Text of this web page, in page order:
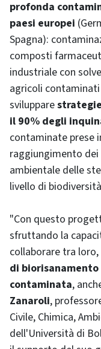
profonda
paesi europei
Spagna):
composti
industriale con
agricoli
sviluppare
il 90% degli
contaminate prese
raggiungimento
ambientale delle
livello di
"Con questo
sfruttando la
collaborare tra loro,
di
contaminata,
Zanaroli,
Civile, Chimica,
dell'Università di